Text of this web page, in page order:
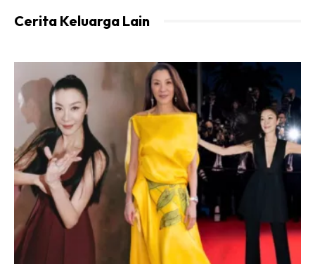
Adat dalam pertandingan adakalanya menang dan
adakalanya kalah. Namun selamanya JDT dalam setiap
langkah.
You win some, you lose some. Forever JDT, in every step
of the way❤️💙🤍
Cerita Keluarga Lain